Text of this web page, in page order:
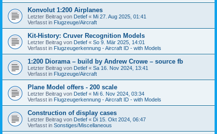
Konvolut 1:200 Airplanes
Letzter Beitrag von Detlef « Mi 27. Aug 2025, 01:41
Verfasst in Flugzeuge/Aircraft
Kit-History: Cruver Recognition Models
Letzter Beitrag von Detlef « So 9. Mär 2025, 14:01
Verfasst in Flugzeugerkennung - Aircraft ID - with Models
1:200 Diorama – build by Andrew Crowe – source fb
Letzter Beitrag von Detlef « Sa 16. Nov 2024, 13:41
Verfasst in Flugzeuge/Aircraft
Plane Model offers - 200 scale
Letzter Beitrag von Detlef « Mi 6. Nov 2024, 03:34
Verfasst in Flugzeugerkennung - Aircraft ID - with Models
Construction of display cases
Letzter Beitrag von Detlef « Di 15. Okt 2024, 06:47
Verfasst in Sonstiges/Miscellaneous